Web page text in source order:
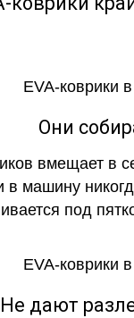
Они
вмещает в
в машину
под
Не дают